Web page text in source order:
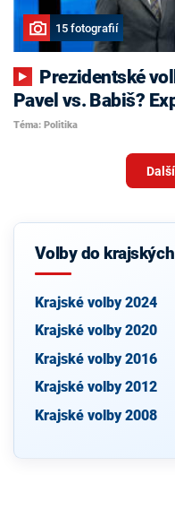
15 fotografií
Pavel vs. Babiš?
Téma: Politika
Volby do
Krajské volby 2024
Krajské volby 2020
Krajské volby 2016
Krajské volby 2012
Krajské volby 2008